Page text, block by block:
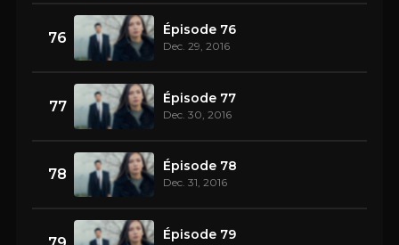
76 Épisode 76
Dec. 29, 2016
77 Épisode 77
Dec. 30, 2016
78 Épisode 78
Dec. 31, 2016
Épisode 79